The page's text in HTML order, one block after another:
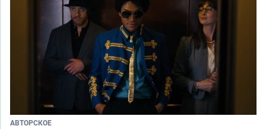
АВТОРСКОЕ